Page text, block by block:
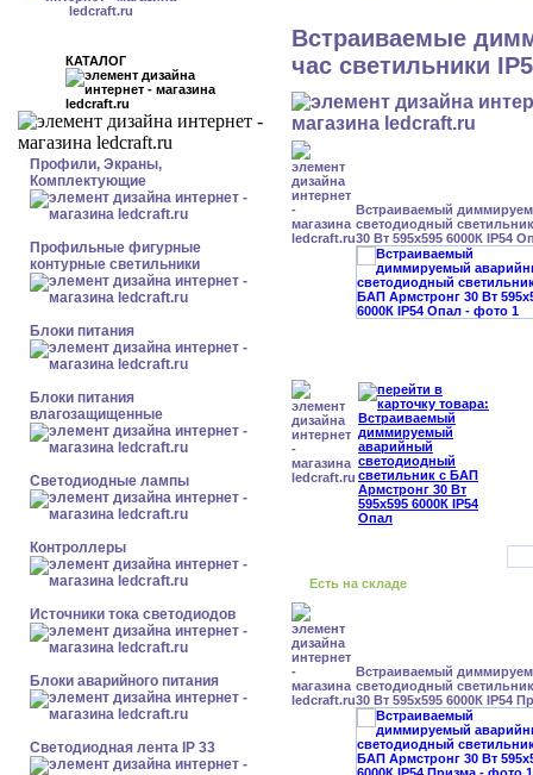
КАТАЛОГ
Профили, Экраны,
Комплектующие
Профильные фигурные
контурные светильники
Блоки питания
Блоки питания
влагозащищенные
Светодиодные лампы
Контроллеры
Источники тока светодиодов
Блоки аварийного питания
Светодиодная лента IP 33
Встраиваемые
час светильники
Встраиваемый
светодиодный
30 Вт 595x595 6000К IP54
Есть на складе
Встраиваемый
светодиодный
30 Вт 595x595 6000К IP54